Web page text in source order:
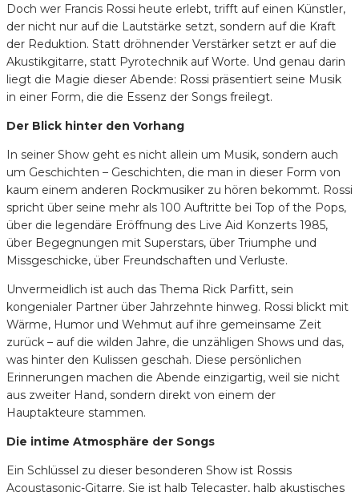
Doch wer Francis Rossi heute erlebt, trifft auf einen Künstler,
der nicht nur auf die Lautstärke setzt, sondern auf die Kraft
der Reduktion. Statt dröhnender Verstärker setzt er auf die
Akustikgitarre, statt Pyrotechnik auf Worte. Und genau darin
liegt die Magie dieser Abende: Rossi präsentiert seine Musik
in einer Form, die die Essenz der Songs freilegt.
Der Blick hinter den Vorhang
In seiner Show geht es nicht allein um Musik, sondern auch
um Geschichten – Geschichten, die man in dieser Form von
kaum einem anderen Rockmusiker zu hören bekommt. Rossi
spricht über seine mehr als 100 Auftritte bei Top of the Pops,
über die legendäre Eröffnung des Live Aid Konzerts 1985,
über Begegnungen mit Superstars, über Triumphe und
Missgeschicke, über Freundschaften und Verluste.
Unvermeidlich ist auch das Thema Rick Parfitt, sein
kongenialer Partner über Jahrzehnte hinweg. Rossi blickt mit
Wärme, Humor und Wehmut auf ihre gemeinsame Zeit
zurück – auf die wilden Jahre, die unzähligen Shows und das,
was hinter den Kulissen geschah. Diese persönlichen
Erinnerungen machen die Abende einzigartig, weil sie nicht
aus zweiter Hand, sondern direkt von einem der
Hauptakteure stammen.
Die intime Atmosphäre der Songs
Ein Schlüssel zu dieser besonderen Show ist Rossis
Acoustasonic-Gitarre. Sie ist halb Telecaster, halb akustisches